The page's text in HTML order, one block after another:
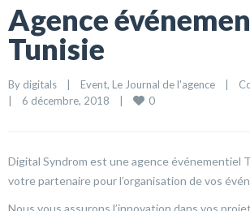
Agence
Tunisie
By digitals | Event, Le Journal de l'agence |
|
6 décembre, 2018 | 0
Digital Syndrom est une agence événementiel
votre partenaire pour l’organisation de vos
Nous vous assurons l’innovation dans vos